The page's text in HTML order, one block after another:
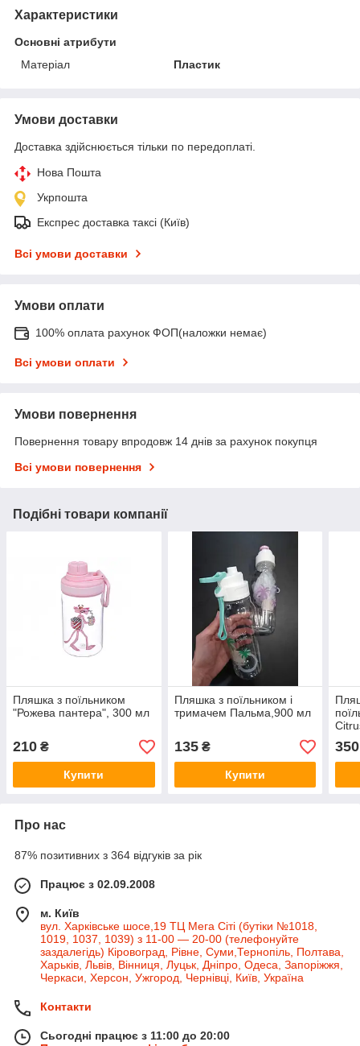
Характеристики
Основні атрибути
Матеріал
Пластик
Умови доставки
Доставка здійснюється тільки по передоплаті.
Нова Пошта
Укрпошта
Експрес доставка таксі (Київ)
Всі умови доставки
Умови оплати
100% оплата рахунок ФОП(наложки немає)
Всі умови оплати
Умови повернення
Повернення товару впродовж 14 днів за рахунок покупця
Всі умови повернення
Подібні товари компанії
Пляшка з поїльником
"Рожева пантера", 300 мл
210 ₴
Купити
Пляшка з поїльником і
тримачем Пальма,900 мл
135₴
Купити
350
Про нас
87% позитивних з 364 відгуків за рік
Працює з 02.09.2008
м. Київ
вул. Харківське шосе,19 ТЦ Мега Сіті (бутіки №1018,
1019, 1037, 1039) з 11-00 — 20-00 (телефонуйте
заздалегідь) Кіровоград, Рівне, Суми,Тернопіль, Полтава,
Харьків, Львів, Вінниця, Луцьк, Дніпро, Одеса, Запоріжжя,
Черкаси, Херсон, Ужгород, Чернівці, Київ, Україна
Контакти
Сьогодні працює з 11:00 до 20:00